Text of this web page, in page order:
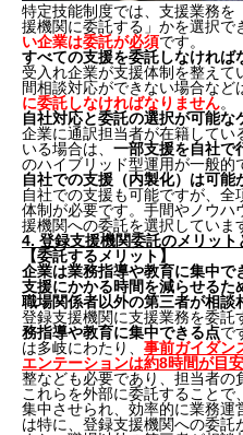
特定技能制度では、支援業務を
援機関に委託する」かを選択で
い企業は委託が必須です。
すべての支援を委託しなければ
受入れ企業が支援体制を整え
間相談対応ができない場合など
に委託しなければなりません。
自社対応と委託の選択が可能な
企業に通訳担当者が在籍してい
いる場合は、 一部支援を自社で
のハイブリッド型運用が一般的
自社での支援（内製化）は可能
自社での支援も可能ですが、
体制が必要です。手間やノウハ
援機関への委託を選択していま
4. 登録支援機関委託のメリット
【委託するメリット】
企業は業務指導や教育に集中で
支援にかかる時間を減らせるた
職場関係者以外の第三者が相
登録支援機関に支援業務を委託
務指導や教育に集中できる点で
は多岐にわたり、 事前ガイダン
エンテーションは約8時間が目安
整なども必要であり、担当者の
これらを外部に委託すること
集中させられ、効率的に業務
は特に、登録支援機関への委託